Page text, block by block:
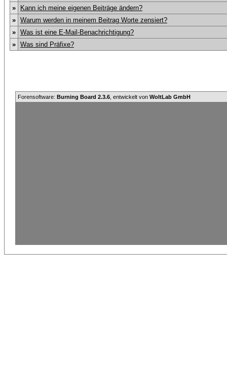
»
Kann ich meine eigenen Beiträge ändern?
» Warum werden in meinem Beitrag Worte zensiert?
» Was ist eine E-Mail-Benachrichtigung?
» Was sind Präfixe?
Forensoftware: Burning Board 2.3.6 , entwickelt von WoltLab GmbH